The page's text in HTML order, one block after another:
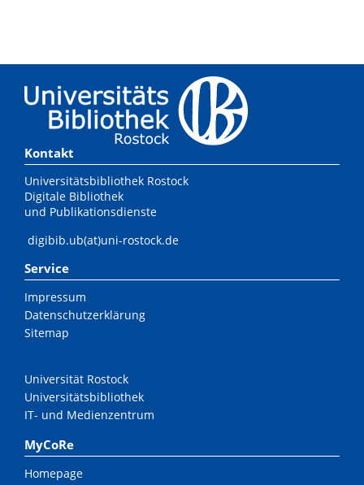
Kontakt
Universitätsbibliothek Rostock
Digitale Bibliothek
und Publikationsdienste
digibib.ub(at)uni-rostock.de
Service
Impressum
Datenschutzerklärung
Sitemap
Universität Rostock
Universitätsbibliothek
IT- und Medienzentrum
MyCoRe
Homepage